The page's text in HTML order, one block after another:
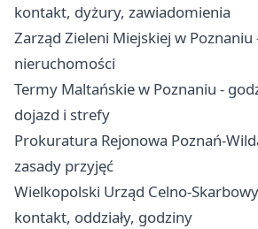
kontakt, dyżury, zawiadomienia
Zarząd Zieleni Miejskiej w
nieruchomości
Termy Maltańskie w Poznaniu -
dojazd i strefy
Prokuratura Rejonowa Poznań-
zasady przyjęć
Wielkopolski Urząd Celno-
kontakt, oddziały, godziny